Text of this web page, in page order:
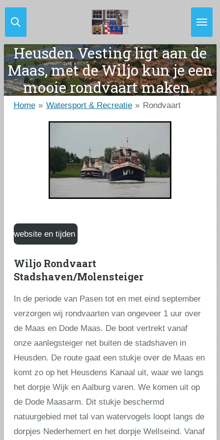
Ga
direct
de
hoofdinhoud
Heusden Vesting ligt aan de
Maas, met de Wiljo kun je een
mooie rondvaart maken.
Home » Watersport & Recreatie » Rondvaart
website en tijden
Wiljo Rondvaart
Stadshaven/Molensteiger
In de periode van Pasen tot en met eind september
verzorgen wij rondvaarten van ongeveer 1 uur over
de Maas en Dode Maas. De boot vertrekt vanaf
onze aanlegsteiger net buiten de stadshaven in
Heusden. De route gaat een stukje over de Maas en
komt zo op het Heusdens Kanaal uit, waar we langs
het dorpje Wijk en Aalburg varen. We komen uit op
de Dode Maasarm. Dit stukje beschermd
natuurgebied met tal van watervogels loopt langs de
dorpjes Nederhemert en het dorpje Wellseind. Vanaf